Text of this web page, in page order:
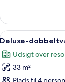
værelse
Indlæs
alle
billeder
af
3
Deluxe-
Udsigt over
33 m²
Plads til 4